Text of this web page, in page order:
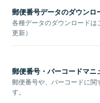
郵便番号データのダウンロ
各種データのダウンロードは
更新）
郵便番号・バーコードマニ
郵便番号や、バーコードに関
す。